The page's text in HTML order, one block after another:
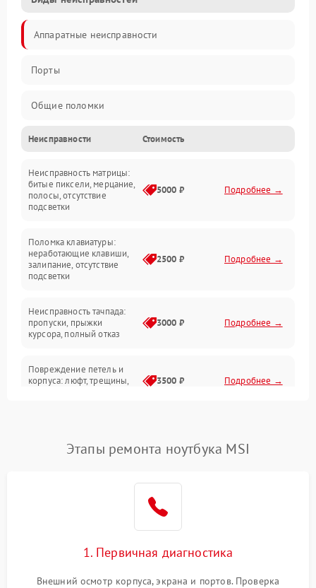
Аппаратные неисправности
Порты
Общие поломки
Устройства
Программные ошибки
Электрические и системные сбои
Интерфейсные проблемы
Батарея
Сеть и интернет
Неисправности Стоимость
Неисправность матрицы:
битые пиксели, мерцание,
полосы, отсутствие
подсветки
5000 ₽ Подробнее →
Поломка клавиатуры:
неработающие клавиши,
залипание, отсутствие
подсветки
2500 ₽ Подробнее →
Неисправность тачпада:
пропуски, прыжки
курсора, полный отказ
3000 ₽ Подробнее →
Повреждение петель и
корпуса: люфт, трещины,
3500 ₽ Подробнее →
невозможность зарядки,
2500 ₽ Подробнее →
2000 ₽
Перегрев из‑за пыли,
неисправности кулера
Этапы ремонта ноутбука MSI
1. Первичная диагностика
Внешний осмотр корпуса, экрана и портов. Проверка